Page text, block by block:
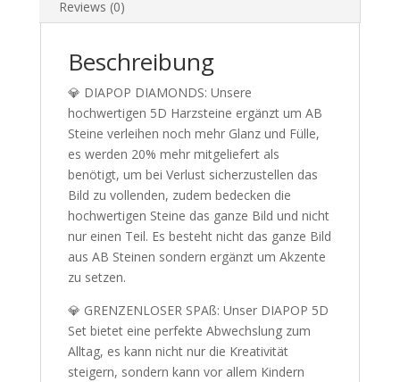
Reviews (0)
Beschreibung
💎 DIAPOP DIAMONDS: Unsere
hochwertigen 5D Harzsteine ergänzt um AB
Steine verleihen noch mehr Glanz und Fülle,
es werden 20% mehr mitgeliefert als
benötigt, um bei Verlust sicherzustellen das
Bild zu vollenden, zudem bedecken die
hochwertigen Steine das ganze Bild und nicht
nur einen Teil. Es besteht nicht das ganze Bild
aus AB Steinen sondern ergänzt um Akzente
zu setzen.
💎 GRENZENLOSER SPAß: Unser DIAPOP 5D
Set bietet eine perfekte Abwechslung zum
Alltag, es kann nicht nur die Kreativität
steigern, sondern kann vor allem Kindern